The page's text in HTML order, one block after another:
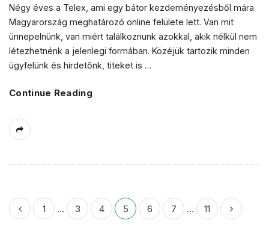
Négy éves a Telex, ami egy bátor kezdeményezésből mára
Magyarország meghatározó online felülete lett. Van mit
ünnepelnünk, van miért találkoznunk azokkal, akik nélkül nem
létezhetnénk a jelenlegi formában. Közéjük tartozik minden
ügyfelünk és hirdetőnk, titeket is …
Continue Reading
B
e
1 … 3 4 5 6 7 … 11